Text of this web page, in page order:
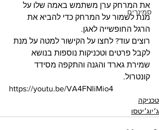
סמינרים
את המרחק ערן משתמש באמה שלו על
מנת לשמור על המרחק כדי להביא את
הרגל החופשייה לאגן.
רוצים עוד? לחצו על הקישור למטה על מנת
לקבל פרטים וטכניקות נוספות בנושא
שמירת גארד והגנה והתקפה מסידד
קונטרול.
https://youtu.be/VA4FNIiMio4
טכניקה
ג׳יוג׳יטסו